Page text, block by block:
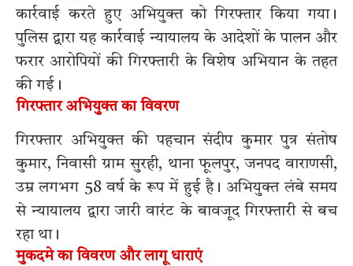
कार्रवाई करते हुए अभियुक्त को गिरफ्तार किया गया।
पुलिस द्वारा यह कार्रवाई न्यायालय के आदेशों के पालन और
फरार आरोपियों की गिरफ्तारी के विशेष अभियान के तहत
की गई।
गिरफ्तार अभियुक्त का विवरण
गिरफ्तार अभियुक्त की पहचान संदीप कुमार पुत्र संतोष
कुमार, निवासी ग्राम सुरही, थाना फूलपुर, जनपद वाराणसी,
उम्र लगभग 58 वर्ष के रूप में हुई है। अभियुक्त लंबे समय
से न्यायालय द्वारा जारी वारंट के बावजूद गिरफ्तारी से बच
रहा था।
मुकदमे का विवरण और लागू धाराएं